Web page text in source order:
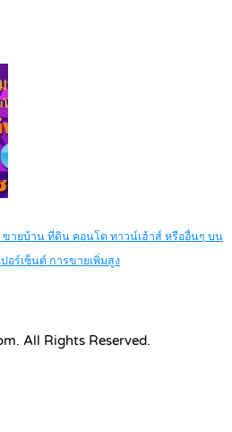
ายบ้าน ที่ดิน คอนโด ทาวน์เฮ้าส์ หรืออื่นๆ บน
ปอร์เซ็นต์ การขายเพิ่มสูง
All Rights Reserved.